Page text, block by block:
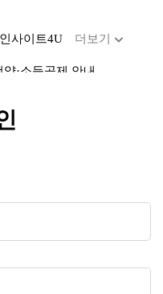
인사이트4U 더보기
약·소득공제 안내